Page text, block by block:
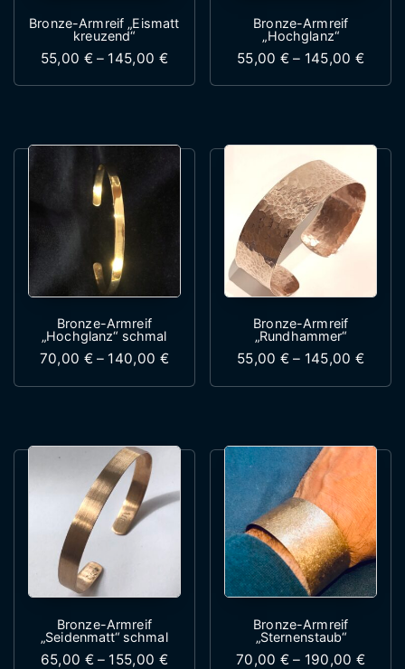
Bronze-Armreif „Eismatt
kreuzend“
55,00 € – 145,00 €Preisspanne: 55,00 € bis 145,00 €
Dieses Produkt weist mehrere
Bronze-Armreif
„Hochglanz“
55,00 € – 145,00€
Dieses
Bronze-Armreif
„Hochglanz“ schmal
70,00 € – 140,00 €Preisspanne: 70,00 € bis 140,00 €
Dieses Produkt weist mehrere
Bronze-Armreif
„Rundhammer“
55,00 € – 145,00€
Dieses
Bronze-Armreif
„Seidenmatt“ schmal
65,00 € – 155,00 €Preisspanne: 65,00 € bis 155,00 €
Bronze-Armreif
„Sternenstaub“
70,00 € – 190,00€